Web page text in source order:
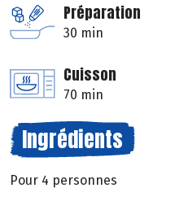
Préparation
30 min
Cuisson
70 min
Ingrédients
Pour 4 personnes